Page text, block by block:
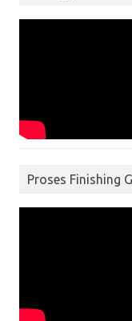
Proses Finishing